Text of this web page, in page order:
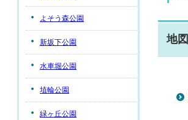
地図
よそう森公園
新坂下公園
水車堀公園
埴輪公園
緑ヶ丘公園